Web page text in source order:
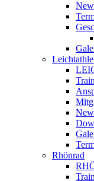
Rhönrad